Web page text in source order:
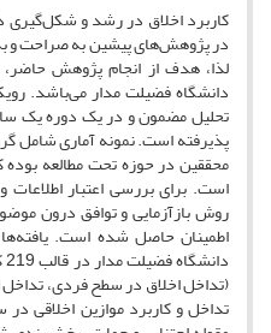
کاربرد ‏اخلاق در رشد و
در پژوهش‌های پیشین به صراحت
لذا، هدف از انجام پژوهش
دانشگاه فضیلت مدار می‌باشد.
محققین در حوزه تحت مطالعه بوده
است. برای بررسی اعتبار
روش بازآزمایی و توافق درون
اطمینان حاصل شده است.
(تداخل اخلاق ‏در سطح فردی،
تداخل و کاربرد موازین اخلاقی